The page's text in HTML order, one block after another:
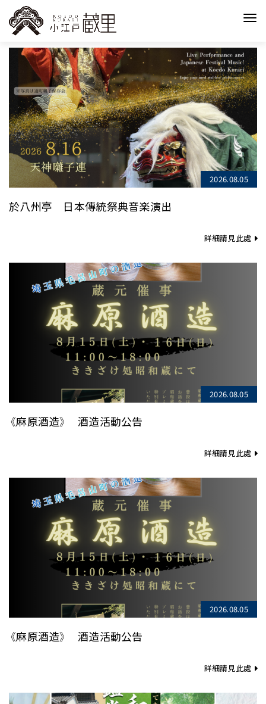
2026.08.05
於八州亭 日本傳統祭典音楽演出
詳細請見此處
2026.08.05
《麻原酒造》 酒造活動公告
詳細請見此處
2026.08.05
《麻原酒造》 酒造活動公告
詳細請見此處